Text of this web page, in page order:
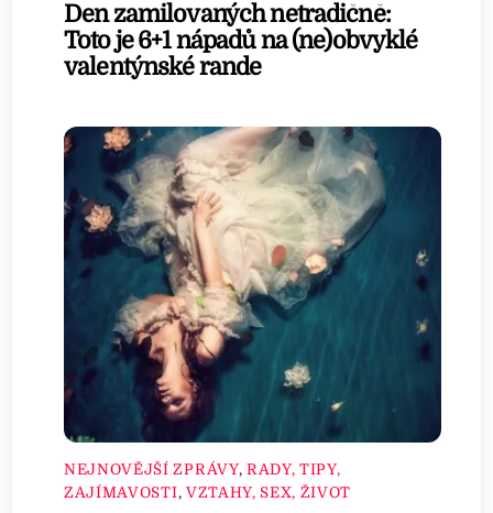
Den zamilovaných netradičně:
Toto je 6+1 nápadů na (ne)obvyklé
valentýnské rande
NEJNOVĚJŠÍ ZPRÁVY, RADY, TIPY,
ZAJÍMAVOSTI, VZTAHY, SEX, ŽIVOT